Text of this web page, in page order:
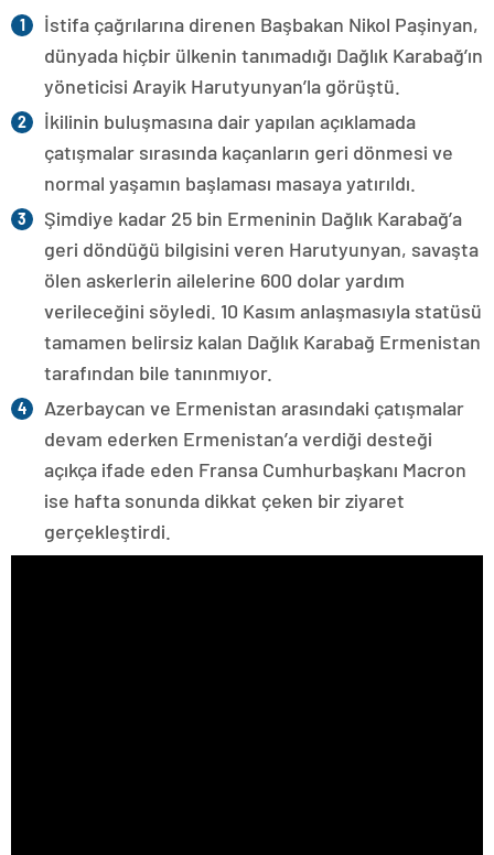
İstifa çağrılarına direnen Başbakan Nikol Paşinyan,
dünyada hiçbir ülkenin tanımadığı Dağlık Karabağ’ın
yöneticisi Arayik Harutyunyan’la görüştü.
İkilinin buluşmasına dair yapılan açıklamada
çatışmalar sırasında kaçanların geri dönmesi ve
normal yaşamın başlaması masaya yatırıldı.
Şimdiye kadar 25 bin Ermeninin Dağlık Karabağ’a
geri döndüğü bilgisini veren Harutyunyan, savaşta
ölen askerlerin ailelerine 600 dolar yardım
verileceğini söyledi. 10 Kasım anlaşmasıyla statüsü
tamamen belirsiz kalan Dağlık Karabağ Ermenistan
tarafından bile tanınmıyor.
Azerbaycan ve Ermenistan arasındaki çatışmalar
devam ederken Ermenistan’a verdiği desteği
açıkça ifade eden Fransa Cumhurbaşkanı Macron
ise hafta sonunda dikkat çeken bir ziyaret
gerçekleştirdi.